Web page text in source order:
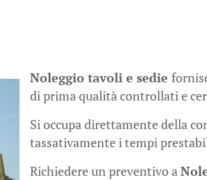
Noleggio tavoli e sedie
di prima qualità controllati e
Si occupa direttamente della
tassativamente i tempi
Richiedere un preventivo a